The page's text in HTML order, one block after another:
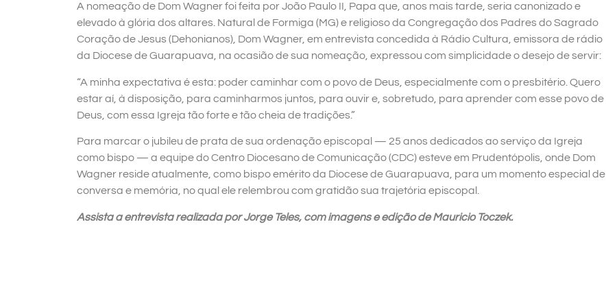
A nomeação de Dom Wagner foi feita por João Paulo II, Papa que, anos mais tarde, seria canonizado e
elevado à glória dos altares. Natural de Formiga (MG) e religioso da Congregação dos Padres do Sagrado
Coração de Jesus (Dehonianos), Dom Wagner, em entrevista concedida à Rádio Cultura, emissora de rádio
da Diocese de Guarapuava, na ocasião de sua nomeação, expressou com simplicidade o desejo de servir:
“A minha expectativa é esta: poder caminhar com o povo de Deus, especialmente com o presbitério. Quero
estar aí, à disposição, para caminharmos juntos, para ouvir e, sobretudo, para aprender com esse povo de
Deus, com essa Igreja tão forte e tão cheia de tradições.”
Para marcar o jubileu de prata de sua ordenação episcopal — 25 anos dedicados ao serviço da Igreja
como bispo — a equipe do Centro Diocesano de Comunicação (CDC) esteve em Prudentópolis, onde Dom
Wagner reside atualmente, como bispo emérito da Diocese de Guarapuava, para um momento especial de
conversa e memória, no qual ele relembrou com gratidão sua trajetória episcopal.
Assista a entrevista realizada por Jorge Teles, com imagens e edição de Mauricio Toczek.